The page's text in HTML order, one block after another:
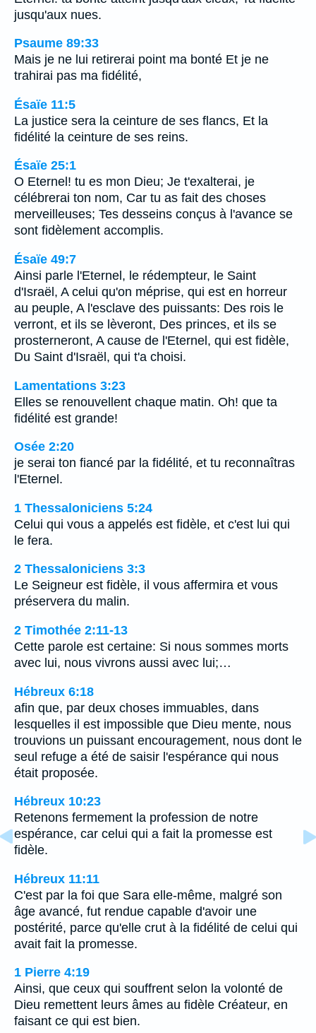
jusqu'aux nues.
Psaume 89:33
Mais je ne lui retirerai point ma bonté Et je ne
trahirai pas ma fidélité,
Ésaïe 11:5
La justice sera la ceinture de ses flancs, Et la
fidélité la ceinture de ses reins.
Ésaïe 25:1
O Eternel! tu es mon Dieu; Je t'exalterai, je
célébrerai ton nom, Car tu as fait des choses
merveilleuses; Tes desseins conçus à l'avance se
sont fidèlement accomplis.
Ésaïe 49:7
Ainsi parle l'Eternel, le rédempteur, le Saint
d'Israël, A celui qu'on méprise, qui est en horreur
au peuple, A l'esclave des puissants: Des rois le
verront, et ils se lèveront, Des princes, et ils se
prosterneront, A cause de l'Eternel, qui est fidèle,
Du Saint d'Israël, qui t'a choisi.
Lamentations 3:23
Elles se renouvellent chaque matin. Oh! que ta
fidélité est grande!
Osée 2:20
je serai ton fiancé par la fidélité, et tu reconnaîtras
l'Eternel.
1 Thessaloniciens 5:24
Celui qui vous a appelés est fidèle, et c'est lui qui
le fera.
2 Thessaloniciens 3:3
Le Seigneur est fidèle, il vous affermira et vous
préservera du malin.
2 Timothée 2:11-13
Cette parole est certaine: Si nous sommes morts
avec lui, nous vivrons aussi avec lui;…
Hébreux 6:18
afin que, par deux choses immuables, dans
lesquelles il est impossible que Dieu mente, nous
trouvions un puissant encouragement, nous dont le
seul refuge a été de saisir l'espérance qui nous
était proposée.
Hébreux 10:23
Retenons fermement la profession de notre
espérance, car celui qui a fait la promesse est
fidèle.
Hébreux 11:11
C'est par la foi que Sara elle-même, malgré son
âge avancé, fut rendue capable d'avoir une
postérité, parce qu'elle crut à la fidélité de celui qui
avait fait la promesse.
1 Pierre 4:19
Ainsi, que ceux qui souffrent selon la volonté de
Dieu remettent leurs âmes au fidèle Créateur, en
faisant ce qui est bien.